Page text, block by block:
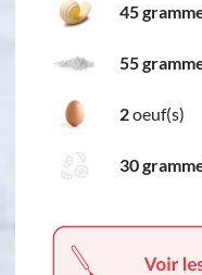
45
55
2oeuf(s)
30